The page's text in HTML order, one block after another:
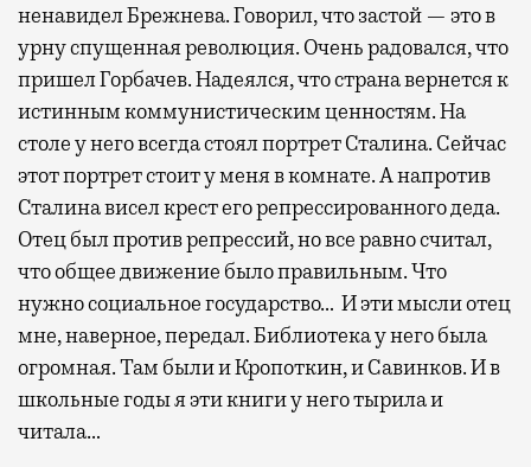
ненавидел Брежнева. Говорил, что застой — это в
урну спущенная революция. Очень радовался, что
пришел Горбачев. Надеялся, что страна вернется к
истинным коммунистическим ценностям. На
столе у него всегда стоял портрет Сталина. Сейчас
этот портрет стоит у меня в комнате. А напротив
Сталина висел крест его репрессированного деда.
Отец был против репрессий, но все равно считал,
что общее движение было правильным. Что
нужно социальное государство… И эти мысли отец
мне, наверное, передал. Библиотека у него была
огромная. Там были и Кропоткин, и Савинков. И в
школьные годы я эти книги у него тырила и
читала…